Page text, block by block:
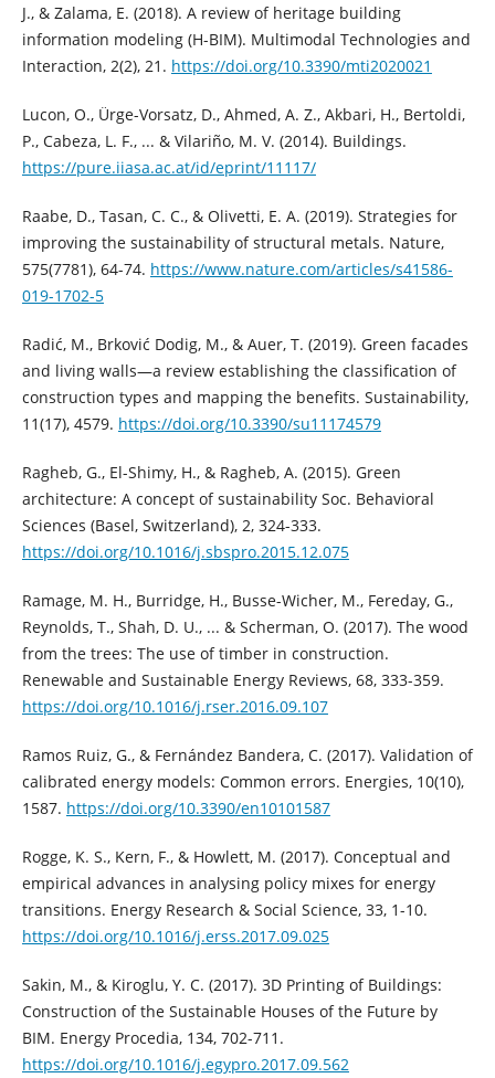
J., & Zalama, E. (2018). A review of heritage building
information modeling (H-BIM). Multimodal Technologies and
Interaction, 2(2), 21. https://doi.org/10.3390/mti2020021
Lucon, O., Ürge-Vorsatz, D., Ahmed, A. Z., Akbari, H., Bertoldi,
P., Cabeza, L. F., ... & Vilariño, M. V. (2014). Buildings.
https://pure.iiasa.ac.at/id/eprint/11117/
Raabe, D., Tasan, C. C., & Olivetti, E. A. (2019). Strategies for
improving the sustainability of structural metals. Nature,
575(7781), 64-74. https://www.nature.com/articles/s41586-
019-1702-5
Radić, M., Brković Dodig, M., & Auer, T. (2019). Green facades
and living walls—a review establishing the classification of
construction types and mapping the benefits. Sustainability,
11(17), 4579. https://doi.org/10.3390/su11174579
Ragheb, G., El-Shimy, H., & Ragheb, A. (2015). Green
architecture: A concept of sustainability Soc. Behavioral
Sciences (Basel, Switzerland), 2, 324-333.
https://doi.org/10.1016/j.sbspro.2015.12.075
Ramage, M. H., Burridge, H., Busse-Wicher, M., Fereday, G.,
Reynolds, T., Shah, D. U., ... & Scherman, O. (2017). The wood
from the trees: The use of timber in construction.
Renewable and Sustainable Energy Reviews, 68, 333-359.
https://doi.org/10.1016/j.rser.2016.09.107
Ramos Ruiz, G., & Fernández Bandera, C. (2017). Validation of
calibrated energy models: Common errors. Energies, 10(10),
1587. https://doi.org/10.3390/en10101587
Rogge, K. S., Kern, F., & Howlett, M. (2017). Conceptual and
empirical advances in analysing policy mixes for energy
transitions. Energy Research & Social Science, 33, 1-10.
https://doi.org/10.1016/j.erss.2017.09.025
Sakin, M., & Kiroglu, Y. C. (2017). 3D Printing of Buildings:
Construction of the Sustainable Houses of the Future by
BIM. Energy Procedia, 134, 702-711.
https://doi.org/10.1016/j.egypro.2017.09.562